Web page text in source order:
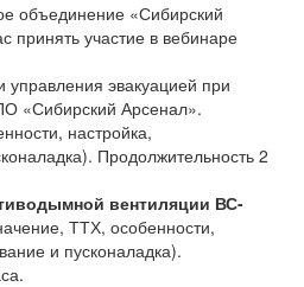
объединение «Сибирский
принять участие в вебинаре
эвакуацией при
«Сибирский Арсенал».
настройка,
Продолжительность 2
вентиляции ВС-
ТТХ, особенности,
и пусконаладка).